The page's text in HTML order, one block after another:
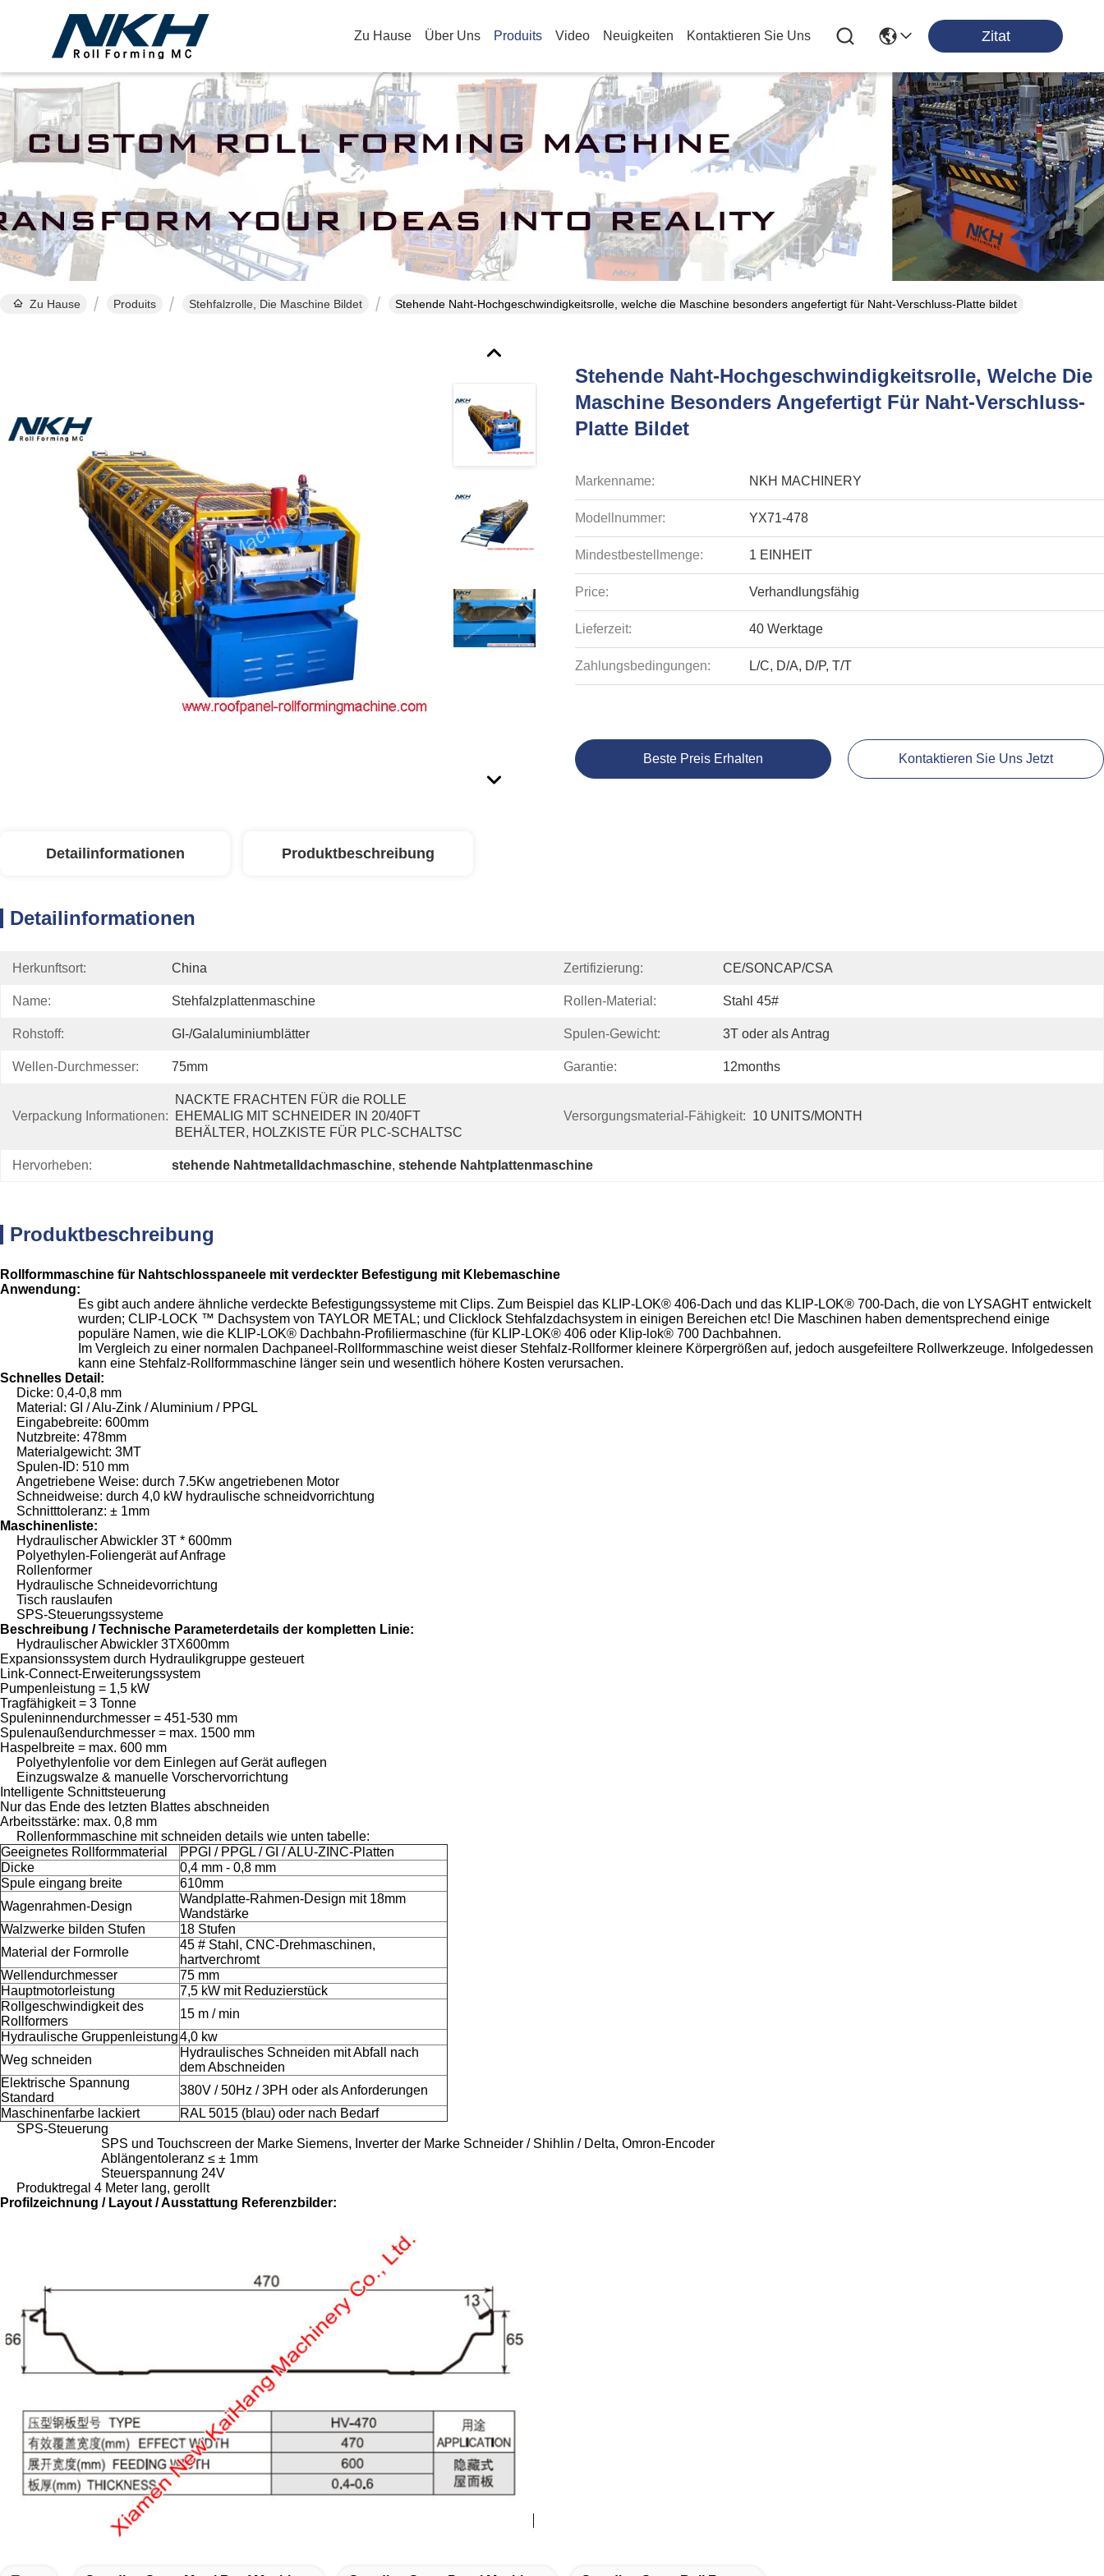
Zu Hause Über Uns Produits Video Neuigkeiten Kontaktieren Sie Uns Zitat
Einzelheiten Zu Den Produkten
Zu Hause Produits Stehfalzrolle, Die Maschine Bildet Stehende Naht-Hochgeschwindigkeitsrolle, welche die Maschine besonders angefertigt für Naht-Verschluss-Platte bildet
Stehende Naht-Hochgeschwindigkeitsrolle, Welche Die
Maschine Besonders Angefertigt Für Naht-Verschluss-
Platte Bildet
Markenname: NKH MACHINERY
Modellnummer: YX71-478
Mindestbestellmenge: 1 EINHEIT
Price: Verhandlungsfähig
Lieferzeit: 40 Werktage
Zahlungsbedingungen: L/C, D/A, D/P, T/T
Beste Preis Erhalten Kontaktieren Sie Uns Jetzt
Detailinformationen Produktbeschreibung
Detailinformationen
Herkunftsort: China Zertifizierung: CE/SONCAP/CSA
Name: Stehfalzplattenmaschine Rollen-Material: Stahl 45#
Rohstoff: GI-/Galaluminiumblätter Spulen-Gewicht: 3T oder als Antrag
Wellen-Durchmesser: 75mm Garantie: 12months
Verpackung Informationen:
NACKTE FRACHTEN FÜR die ROLLE
EHEMALIG MIT SCHNEIDER IN 20/40FT
BEHÄLTER, HOLZKISTE FÜR PLC-SCHALTSC
Versorgungsmaterial-Fähigkeit: 10 UNITS/MONTH
Hervorheben: stehende Nahtmetalldachmaschine, stehende Nahtplattenmaschine
Produktbeschreibung
Rollformmaschine für Nahtschlosspaneele mit verdeckter Befestigung mit Klebemaschine
Anwendung:
Es gibt auch andere ähnliche verdeckte Befestigungssysteme mit Clips. Zum Beispiel das KLIP-LOK® 406-Dach und das KLIP-LOK® 700-Dach, die von LYSAGHT entwickelt
wurden; CLIP-LOCK ™ Dachsystem von TAYLOR METAL; und Clicklock Stehfalzdachsystem in einigen Bereichen etc! Die Maschinen haben dementsprechend einige
populäre Namen, wie die KLIP-LOK® Dachbahn-Profiliermaschine (für KLIP-LOK® 406 oder Klip-lok® 700 Dachbahnen.
Im Vergleich zu einer normalen Dachpaneel-Rollformmaschine weist dieser Stehfalz-Rollformer kleinere Körpergrößen auf, jedoch ausgefeiltere Rollwerkzeuge. Infolgedessen
kann eine Stehfalz-Rollformmaschine länger sein und wesentlich höhere Kosten verursachen.
Schnelles Detail:
Dicke: 0,4-0,8 mm
Material: GI / Alu-Zink / Aluminium / PPGL
Eingabebreite: 600mm
Nutzbreite: 478mm
Materialgewicht: 3MT
Spulen-ID: 510 mm
Angetriebene Weise: durch 7.5Kw angetriebenen Motor
Schneidweise: durch 4,0 kW hydraulische schneidvorrichtung
Schnitttoleranz: ± 1mm
Maschinenliste:
Hydraulischer Abwickler 3T * 600mm
Polyethylen-Foliengerät auf Anfrage
Rollenformer
Hydraulische Schneidevorrichtung
Tisch rauslaufen
SPS-Steuerungssysteme
Beschreibung / Technische Parameterdetails der kompletten Linie:
Hydraulischer Abwickler 3TX600mm
Expansionssystem durch Hydraulikgruppe gesteuert
Link-Connect-Erweiterungssystem
Pumpenleistung = 1,5 kW
Tragfähigkeit = 3 Tonne
Spuleninnendurchmesser = 451-530 mm
Spulenaußendurchmesser = max. 1500 mm
Haspelbreite = max. 600 mm
Polyethylenfolie vor dem Einlegen auf Gerät auflegen
Einzugswalze & manuelle Vorschervorrichtung
Intelligente Schnittsteuerung
Nur das Ende des letzten Blattes abschneiden
Arbeitsstärke: max. 0,8 mm
Rollenformmaschine mit schneiden details wie unten tabelle:
Geeignetes Rollformmaterial
PPGI / PPGL / GI / ALU-ZINC-Platten
Dicke
0,4 mm - 0,8 mm
Spule eingang breite
610mm
Wagenrahmen-Design
Wandplatte-Rahmen-Design mit 18mm
Wandstärke
Walzwerke bilden Stufen
18 Stufen
Material der Formrolle
45 # Stahl, CNC-Drehmaschinen,
hartverchromt
Wellendurchmesser
75 mm
Hauptmotorleistung
7,5 kW mit Reduzierstück
Rollgeschwindigkeit des
Rollformers
15 m / min
Hydraulische Gruppenleistung4,0 kw
Weg schneiden
Hydraulisches Schneiden mit Abfall nach
dem Abschneiden
Elektrische Spannung
Standard
380V / 50Hz / 3PH oder als Anforderungen
Maschinenfarbe lackiert
RAL 5015 (blau) oder nach Bedarf
SPS-Steuerung
SPS und Touchscreen der Marke Siemens, Inverter der Marke Schneider / Shihlin / Delta, Omron-Encoder
Ablängentoleranz ≤ ± 1mm
Steuerspannung 24V
Produktregal 4 Meter lang, gerollt
Profilzeichnung / Layout / Ausstattung Referenzbilder: